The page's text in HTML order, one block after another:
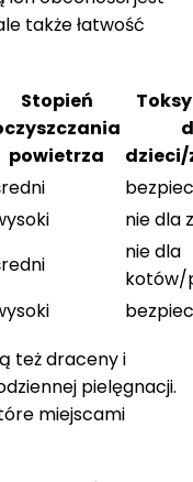
także łatwość
Stopień
powietrza
nie dla
nie dla
kotów/
też draceny i
pielęgnacji.
miejscami